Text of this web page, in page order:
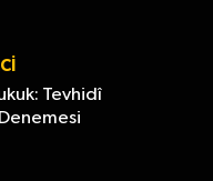
Tevhidî